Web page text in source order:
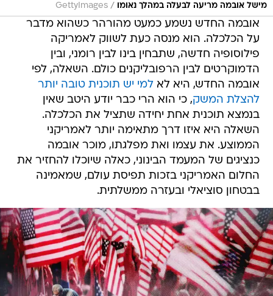
מישל אובמה מריעה לבעלה במהלך נאומו /
GettyImages
אובמה החדש נשמע כמעט מהורהר כשהוא מדבר
על הכלכלה. הוא מנסה כעת לשווק לאמריקה
פילוסופיה חדשה, שתבחין בינו לבין רומני, ובין
הדמוקרטים לבין הרפובליקנים כולם. השאלה, לפי
אובמה החדש, היא לאלמי יש תוכנית טובה יותר
להצלת המשק, כי הוא הרי כבר יודע היטב שאין
בנמצא תוכנית אחת יחידה שתציל את הכלכלה.
השאלה היא איזו דרך מתאימה יותר לאמריקני
הממוצע. את עצמו ואת מפלגתו, מוכר אובמה
כנציגים של המעמד הבינוני, כאלה שיוכלו להחזיר את
החלום האמריקני בזכות תפיסת עולם, שמאמינה
בבטחון סוציאלי ובעזרה ממשלתית.